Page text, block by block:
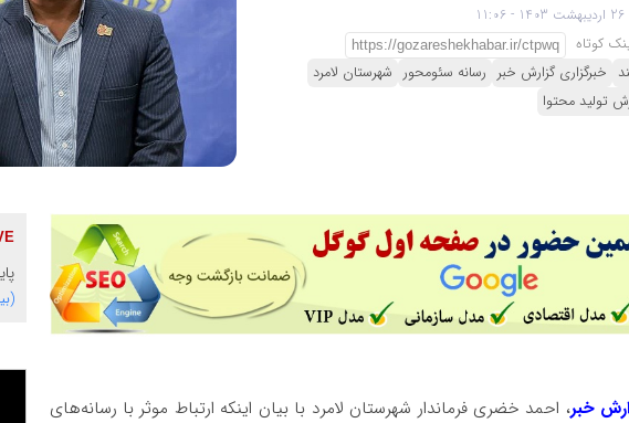
کوتاه
خبرگزاری گزارش خبر رسانه سئومحور شهرستان لامرد
تولید محتوا
خبر، احمد خضری فرماندار شهرستان لامرد با بیان اینکه ارتباط موثر با رسانه‌های